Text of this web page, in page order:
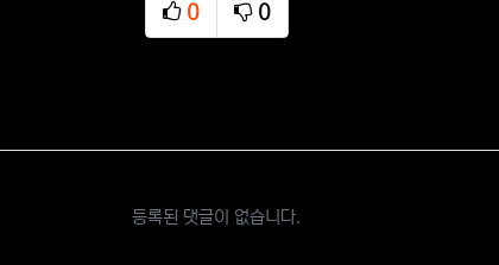
0
추천
0
비추천
등록된 댓글이 없습니다.